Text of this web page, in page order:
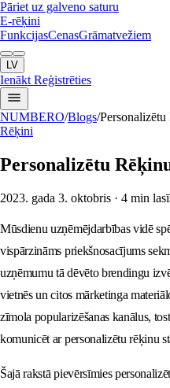
Pāriet uz galveno saturu
E-rēķini
FunkcijasCenasGrāmatvežiem
LV
Ienākt Reģistrēties
NUMBERO/Blogs/
Rēķini
Personalizētu
2023. gada 3. oktobris · 4 min
Mūsdienu uzņēmējdarbības vidē
vispārzināms priekšnosacījums
uzņēmumu tā dēvēto brendingu
vietnēs un citos mārketinga
zīmola popularizēšanas kanālus,
komunicēt ar personalizētu rēķinu
Šajā rakstā pievērsīmies